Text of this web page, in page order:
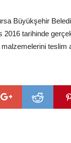
Büyükşehir
2016 tarihinde
teslim